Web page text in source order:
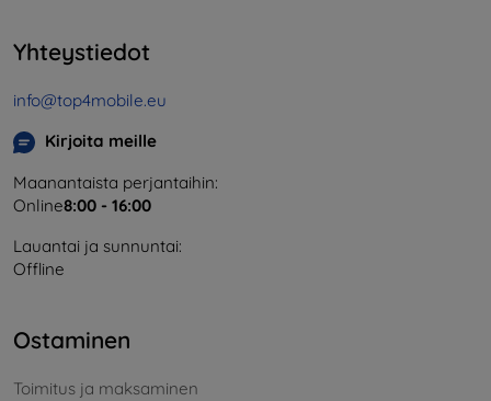
Yhteystiedot
info@top4mobile.eu
Kirjoita meille
Maanantaista perjantaihin:
Online8:00 - 16:00
Lauantai ja sunnuntai:
Offline
Ostaminen
Toimitus ja maksaminen